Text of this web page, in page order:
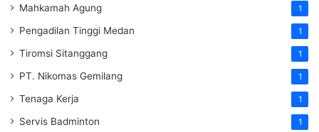
Mahkamah Agung 1
Pengadilan Tinggi Medan 1
Tiromsi Sitanggang 1
PT. Nikomas Gemilang 1
Tenaga Kerja 1
Servis Badminton 1